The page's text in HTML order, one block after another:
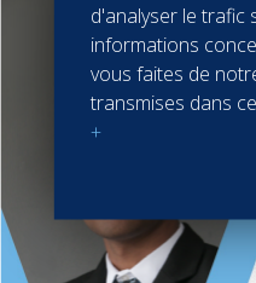
d'analyser le trafic
informations
vous faites de
transmises dans
+